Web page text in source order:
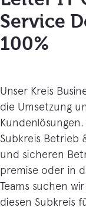
Service
100%
Unser Kreis
die Umsetzung
Subkreis Betrieb
und sicheren
premise oder in
Teams suchen
diesen Subkreis